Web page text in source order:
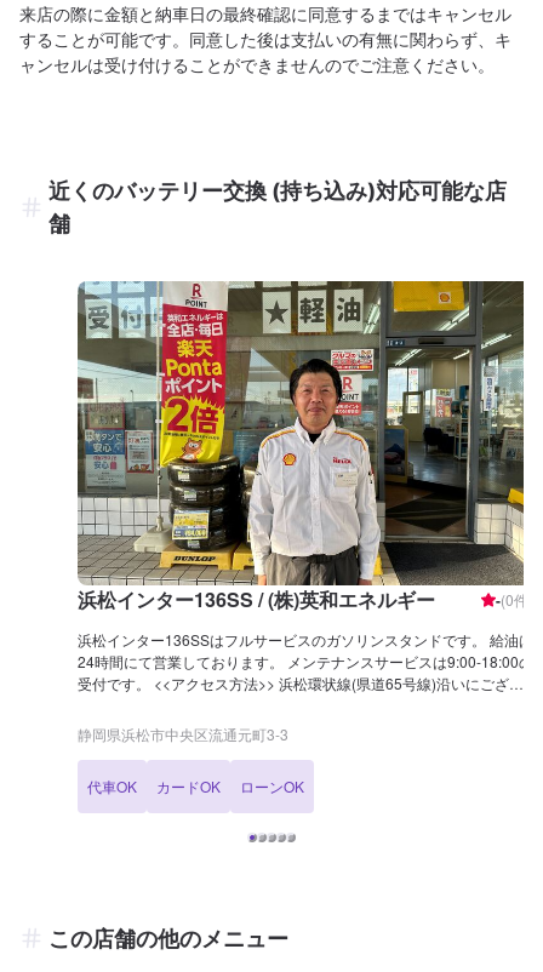
来店の際に金額と納車日の最終確認に同意するまではキャンセル
することが可能です。同意した後は支払いの有無に関わらず、キ
ャンセルは受け付けることができませんのでご注意ください。
近くのバッテリー交換 (持ち込み)対応可能な店
舗
浜松インター136SS / (株)英和エネルギー -(0件)
浜松インター136SSはフルサービスのガソリンスタンドです。 給油は
24時間にて営業しております。 メンテナンスサービスは9:00-18:00の
受付です。 <<アクセス方法>> 浜松環状線(県道65号線)沿いにござい
静岡県浜松市中央区流通元町3-3
代車OK カードOK ローンOK
この店舗の他のメニュー